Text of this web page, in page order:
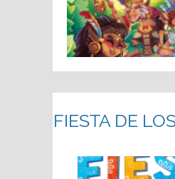
FIESTA DE